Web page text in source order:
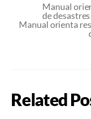
Manual
de
Manual orienta
Related